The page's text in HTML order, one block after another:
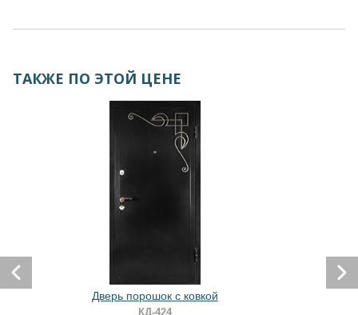
ТАКЖЕ ПО ЭТОЙ ЦЕНЕ
Дверь порошок с ковкой
КД-424